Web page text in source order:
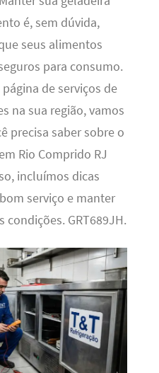
é, sem dúvida,
seus alimentos
para consumo.
de serviços de
na sua região, vamos
precisa saber sobre o
Rio Comprido RJ
incluímos dicas
serviço e manter
GRT689JH.